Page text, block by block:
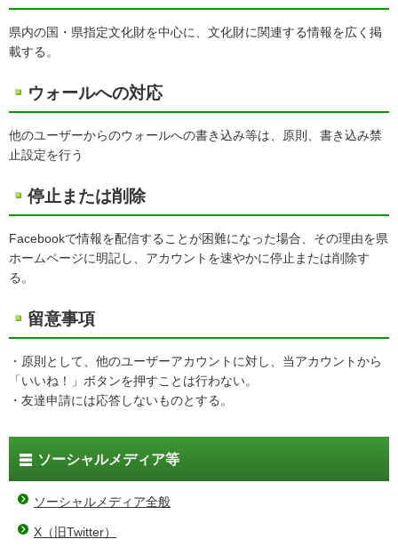
県内の国・県指定文化財を中心に、文化財に関連する情報を広く掲
載する。
ウォールへの対応
他のユーザーからのウォールへの書き込み等は、原則、書き込み禁
止設定を行う
停止または削除
Facebookで情報を配信することが困難になった場合、その理由を県
ホームページに明記し、アカウントを速やかに停止または削除す
る。
留意事項
・原則として、他のユーザーアカウントに対し、当アカウントから
「いいね！」ボタンを押すことは行わない。
・友達申請には応答しないものとする。
ソーシャルメディア等
ソーシャルメディア全般
X（旧Twitter）